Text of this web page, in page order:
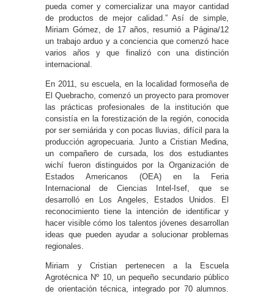
pueda comer y comercializar una mayor cantidad
de productos de mejor calidad.” Así de simple,
Miriam Gómez, de 17 años, resumió a Página/12
un trabajo arduo y a conciencia que comenzó hace
varios años y que finalizó con una distinción
internacional.
En 2011, su escuela, en la localidad formoseña de
El Quebracho, comenzó un proyecto para promover
las prácticas profesionales de la institución que
consistía en la forestización de la región, conocida
por ser semiárida y con pocas lluvias, difícil para la
producción agropecuaria. Junto a Cristian Medina,
un compañero de cursada, los dos estudiantes
wichí fueron distinguidos por la Organización de
Estados Americanos (OEA) en la Feria
Internacional de Ciencias Intel-Isef, que se
desarrolló en Los Angeles, Estados Unidos. El
reconocimiento tiene la intención de identificar y
hacer visible cómo los talentos jóvenes desarrollan
ideas que pueden ayudar a solucionar problemas
regionales.
Miriam y Cristian pertenecen a la Escuela
Agrotécnica Nº 10, un pequeño secundario público
de orientación técnica, integrado por 70 alumnos.